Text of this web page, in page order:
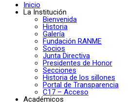
Inicio
La Institución
Bienvenida
Historia
Galería
Fundación RANME
Socios
Junta Directiva
Presidentes de Honor
Secciones
Historia de los sillones
Portal de Transparencia
C17 – Acceso
Académicos